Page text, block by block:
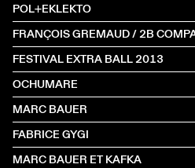
POL+EKLEKTO
FRANÇOIS GREMAUD / 2B
FESTIVAL EXTRA BALL 2013
OCHUMARE
MARC BAUER
FABRICE GYGI
MARC BAUER ET KAFKA